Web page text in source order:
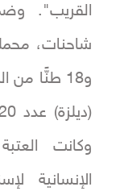
و18 طنًّا
وكانت
الإنسانية